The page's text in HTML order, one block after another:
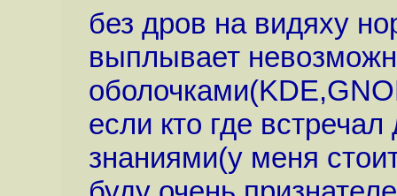
без дров на видяху
выплывает
если кто где
знаниями(у меня